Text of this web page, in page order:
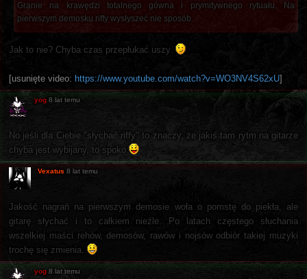
Granie na krawędzi totalnego gówna i prymitywnego rytuału. Na
pierwszym demosku riffy wysłyszeć nie sposób.
Jak to nie? Chyba czas przepłukać uszy.
[usunięte video: https://www.youtube.com/watch?v=WO3NV4S62xU]
yog 8 lat temu
No jeśli dla Ciebie "słychać riffy" to znaczy, że jakiś tam rytm na gitarze
chyba jest wybijany, to spoko
Vexatus 8 lat temu
Jakość nagrań na pierwszym demosie woła o pomstę do piekła, ale
gitarę słychać i to całkiem nieźle. Po latach częstego słuchania
wszelkiej maści rehów, demosów, rawów i nojsów odbiór takiej muzyki
trochę się zmienia.
yog 8 lat temu